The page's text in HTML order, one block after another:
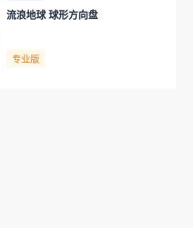
流浪地球 球形方向盘
专业版